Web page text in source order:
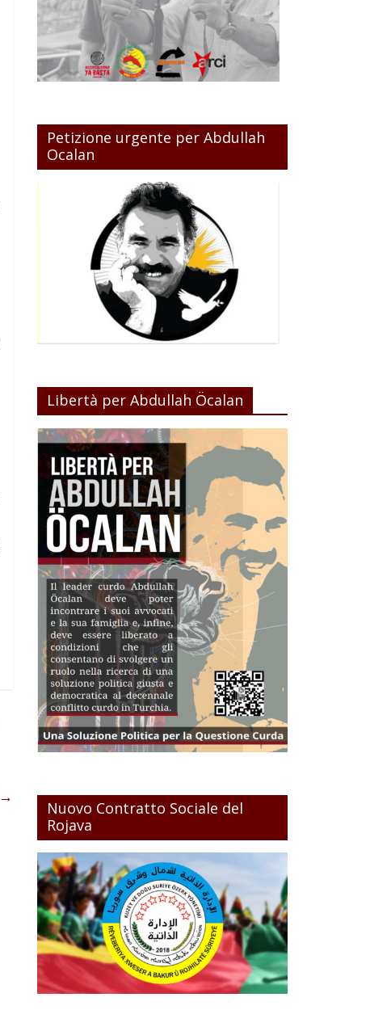
→
Petizione urgente per Abdullah
Ocalan
Libertà per Abdullah Öcalan
Nuovo Contratto Sociale del
Rojava